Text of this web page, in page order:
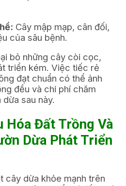
Cây mập mạp, cân đối,
của sâu bệnh.
bỏ những cây còi cọc,
triển kém. Việc tiếc rẻ
đạt chuẩn có thể ảnh
đều và chi phí chăm
sau này.
Hóa Đất Trồng Và
Dừa Phát Triển
cây dừa khỏe mạnh trên